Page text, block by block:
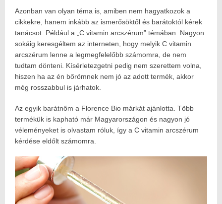
Azonban van olyan téma is, amiben nem hagyatkozok a
cikkekre, hanem inkább az ismerősöktől és barátoktól kérek
tanácsot. Például a „C vitamin arcszérum” témában. Nagyon
sokáig keresgéltem az interneten, hogy melyik C vitamin
arcszérum lenne a legmegfelelőbb számomra, de nem
tudtam dönteni. Kísérletezgetni pedig nem szerettem volna,
hiszen ha az én bőrömnek nem jó az adott termék, akkor
még rosszabbul is járhatok.
Az egyik barátnőm a Florence Bio márkát ajánlotta. Több
termékük is kapható már Magyarországon és nagyon jó
véleményeket is olvastam róluk, így a C vitamin arcszérum
kérdése eldőlt számomra.